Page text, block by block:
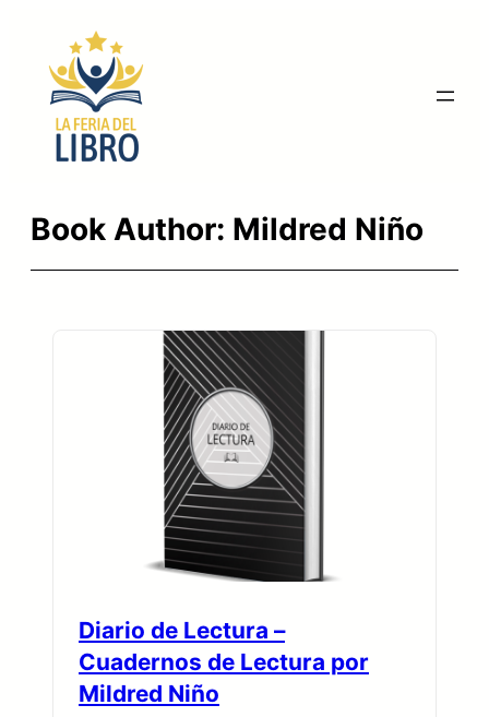
contenido
Book Author: Mildred Niño
Diario de Lectura –
Cuadernos de Lectura por
Mildred Niño